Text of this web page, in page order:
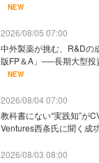
NEW
2026/08/05 07:00
中外製薬が挑む、R&Dの
版FP＆A」──長期大型投
NEW
2026/08/04 07:00
教科書にない“実践知”が
Ventures西条氏に聞く成
2026/08/03 08:00